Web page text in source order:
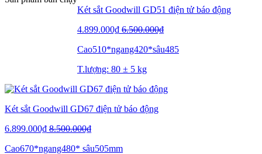
Két sắt Goodwill GD51 điện tử báo động
4.899.000₫ 6.500.000₫
Cao510*ngang420*sâu485
T.lượng: 80 ± 5 kg
Két sắt Goodwill GD67 điện tử báo động
6.899.000₫ 8.500.000₫
Cao670*ngang480* sâu505mm